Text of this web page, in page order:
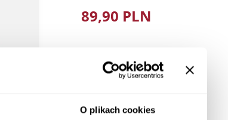
O plikach cookies
89,90 PLN
Kolory